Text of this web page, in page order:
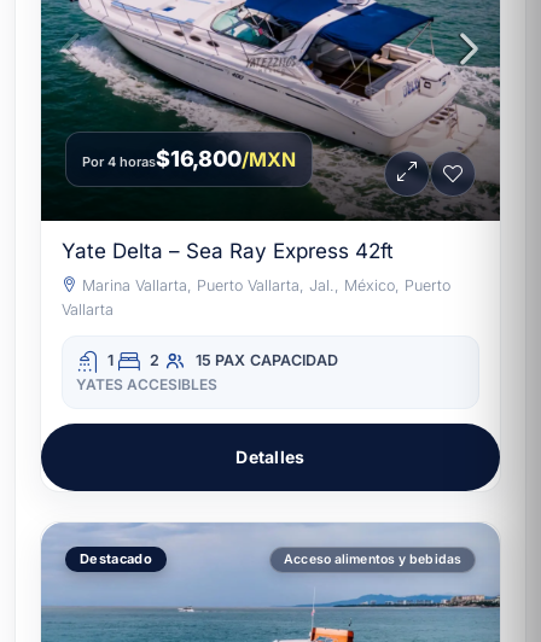
Por 4 horas$16,800/MXN
Yate Delta – Sea Ray Express 42ft
Marina Vallarta, Puerto Vallarta, Jal., México, Puerto
Vallarta
1 2 15 PAX CAPACIDAD
YATES ACCESIBLES
Detalles
Destacado Acceso alimentos y bebidas